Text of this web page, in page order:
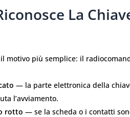
La
motivo più semplice: il
— la parte elettronica della
l’avviamento.
rotto — se la scheda o i contatti